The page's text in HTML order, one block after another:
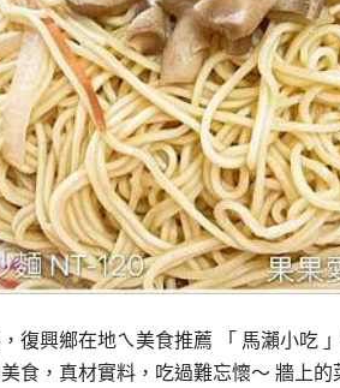
復興鄉在地ㄟ美食推薦 「 馬瀨小吃
食，真材實料，吃過難忘懷～ 牆上